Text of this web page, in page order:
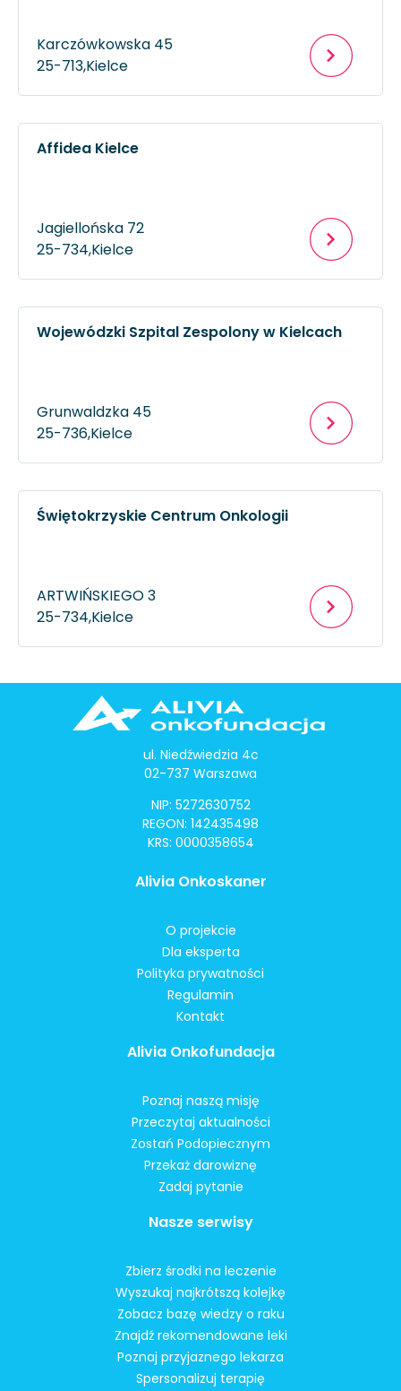
Karczówkowska 45
25-713,Kielce
Affidea Kielce
Jagiellońska 72
25-734,Kielce
Wojewódzki Szpital Zespolony w Kielcach
Grunwaldzka 45
25-736,Kielce
Świętokrzyskie Centrum Onkologii
ARTWIŃSKIEGO 3
25-734,Kielce
ul. Niedźwiedzia 4c
02-737 Warszawa
NIP: 5272630752
REGON: 142435498
KRS: 0000358654
Alivia Onkoskaner
O projekcie
Dla eksperta
Polityka prywatności
Regulamin
Kontakt
Alivia Onkofundacja
Poznaj naszą misję
Przeczytaj aktualności
Zostań Podopiecznym
Przekaż darowiznę
Zadaj pytanie
Nasze serwisy
Zbierz środki na leczenie
Wyszukaj najkrótszą kolejkę
Zobacz bazę wiedzy o raku
Znajdź rekomendowane leki
Poznaj przyjaznego lekarza
Spersonalizuj terapię